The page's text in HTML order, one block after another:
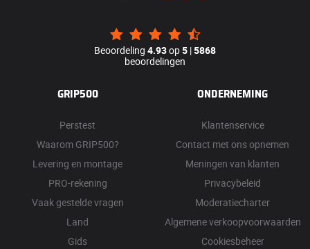
Beoordeling 4.93op5 |5868
beoordelingen
GRIP500
Perstest
Waarom GRIP500?
Levering en montage
PRO-rekening
Vaak gestelde vragen
Land
Gids
ONDERNEMING
Klantenservice
Contact met ons opnemen
Meningen van klanten
Privacybeleid
Moderatiecharter
Algemene verkoopvoorwaarden
Cookiesbeheer